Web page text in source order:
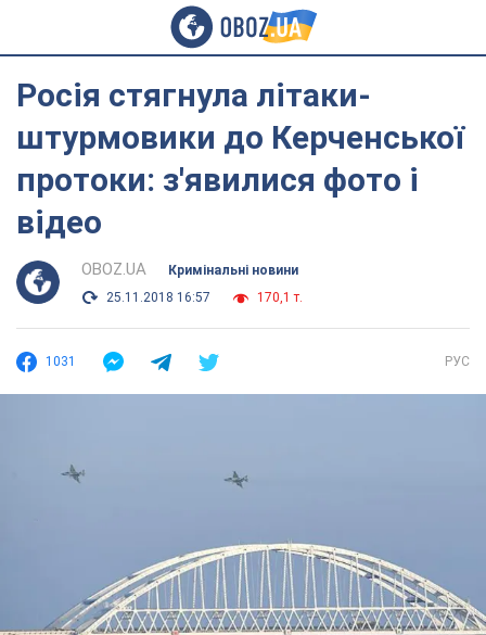
Росія стягнула літаки-
штурмовики до Керченської
протоки: з'явилися фото і
відео
OBOZ.UA
Кримінальні новини
25.11.2018 16:57
170,1 т.
1031 РУС